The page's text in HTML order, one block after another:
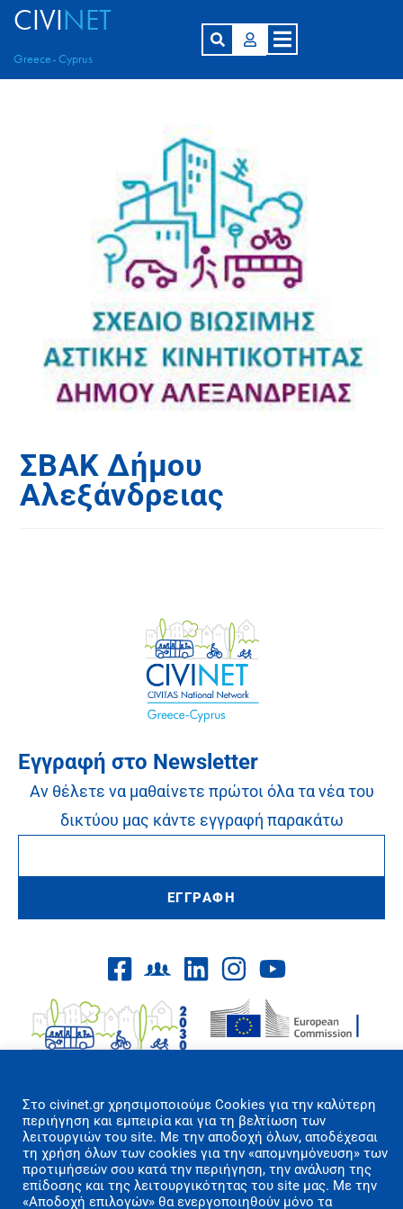
CIVINET
Greece- Cyprus
ΣΒΑΚ Δήμου
Αλεξάνδρειας
Εγγραφή στο Newsletter
Αν θέλετε να μαθαίνετε πρώτοι όλα τα νέα του
δικτύου μας κάντε εγγραφή παρακάτω
ΕΓΓΡΑΦΗ
Όροι Χρήσης/Πολιτική Απορρήτου
Επικοινωνία
Copyright 2026 CIVINET Greece-Cyprus
Στo civinet.gr χρησιμοποιούμε Cookies για την καλύτερη
περιήγηση και εμπειρία και για τη βελτίωση των
λειτουργιών του site. Με την αποδοχή όλων, αποδέχεσαι
τη χρήση όλων των cookies για την «απομνημόνευση» των
προτιμήσεών σου κατά την περιήγηση, την ανάλυση της
επίδοσης και της λειτουργικότητας του site μας. Με την
«Αποδοχή επιλογών» θα ενεργοποιηθούν μόνο τα